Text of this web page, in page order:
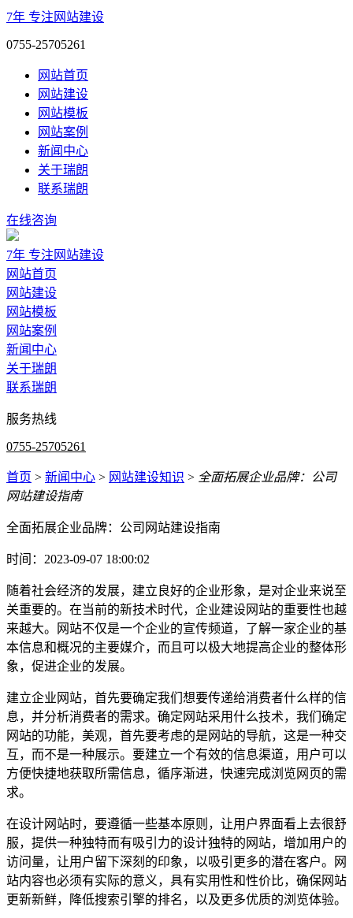
7年 专注网站建设
0755-25705261
网站首页
网站建设
网站模板
网站案例
新闻中心
关于瑞朗
联系瑞朗
在线咨询
7年 专注网站建设
网站首页
网站建设
网站模板
网站案例
新闻中心
关于瑞朗
联系瑞朗
服务热线
0755-25705261
首页 > 新闻中心 > 网站建设知识 > 全面拓展企业品牌：公司
网站建设指南
全面拓展企业品牌：公司网站建设指南
时间：2023-09-07 18:00:02
随着社会经济的发展，建立良好的企业形象，是对企业来说至
关重要的。在当前的新技术时代，企业建设网站的重要性也越
来越大。网站不仅是一个企业的宣传频道，了解一家企业的基
本信息和概况的主要媒介，而且可以极大地提高企业的整体形
象，促进企业的发展。
建立企业网站，首先要确定我们想要传递给消费者什么样的信
息，并分析消费者的需求。确定网站采用什么技术，我们确定
网站的功能，美观，首先要考虑的是网站的导航，这是一种交
互，而不是一种展示。要建立一个有效的信息渠道，用户可以
方便快捷地获取所需信息，循序渐进，快速完成浏览网页的需
求。
在设计网站时，要遵循一些基本原则，让用户界面看上去很舒
服，提供一种独特而有吸引力的设计独特的网站，增加用户的
访问量，让用户留下深刻的印象，以吸引更多的潜在客户。网
站内容也必须有实际的意义，具有实用性和性价比，确保网站
更新新鲜，降低搜索引擎的排名，以及更多优质的浏览体验。